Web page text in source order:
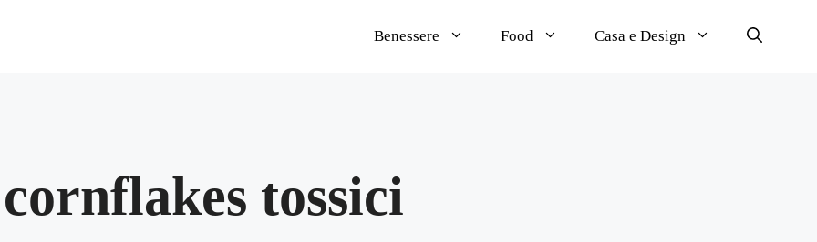
Benessere Food Casa e Design
cornflakes tossici